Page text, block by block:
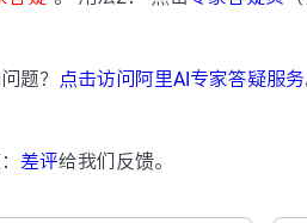
题？ 点击访问阿里AI专家答疑服务
差评给我们反馈。